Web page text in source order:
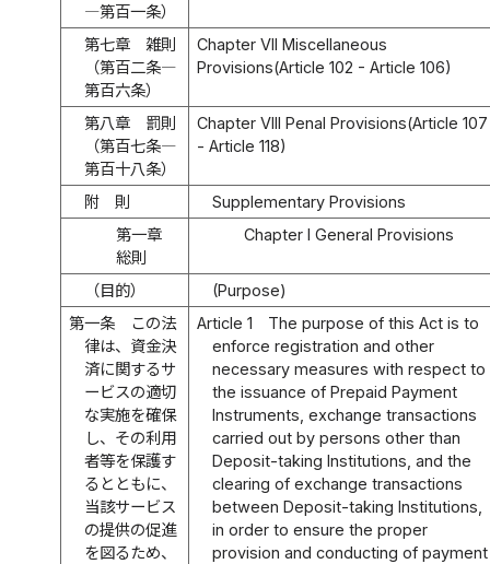
―第百一条）
第七章 雑則
（第百二条―
第百六条）
Chapter VII Miscellaneous
Provisions(Article 102 - Article 106)
第八章 罰則
（第百七条―
第百十八条）
Chapter VIII Penal Provisions(Article 107
- Article 118)
附 則
Supplementary Provisions
第一章
総則
Chapter I General Provisions
（目的）
(Purpose)
第一条
この法
律は、資金決
済に関するサ
ービスの適切
な実施を確保
し、その利用
者等を保護す
るとともに、
当該サービス
の提供の促進
を図るため、
Article 1
The purpose of this Act is to
enforce registration and other
necessary measures with respect to
the issuance of Prepaid Payment
Instruments, exchange transactions
carried out by persons other than
Deposit-taking Institutions, and the
clearing of exchange transactions
between Deposit-taking Institutions,
in order to ensure the proper
provision and conducting of payment